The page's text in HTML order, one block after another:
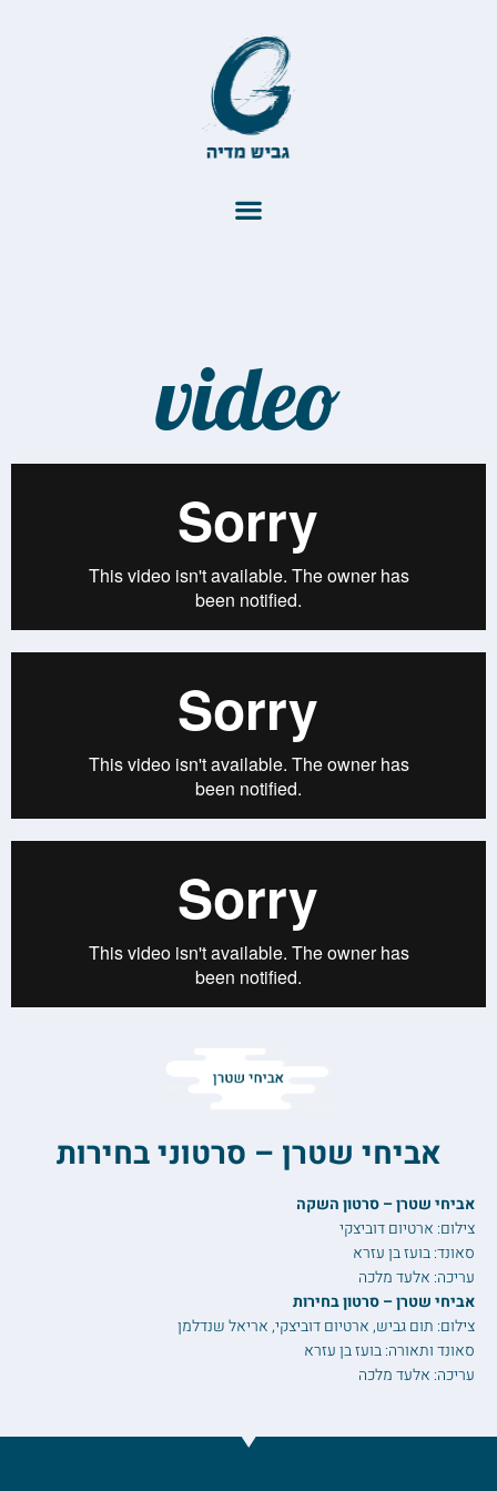
video
אביחי שטרן – סרטוני בחירות
אביחי שטרן – סרטון השקה
צילום: ארטיום דוביצקי
סאונד: בועז בן עזרא
עריכה: אלעד מלכה
אביחי שטרן – סרטון בחירות
צילום: תום גביש, ארטיום דוביצקי, אריאל שנדלמן
סאונד ותאורה: בועז בן עזרא
עריכה: אלעד מלכה